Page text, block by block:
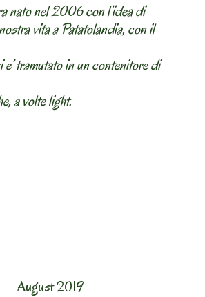
nato nel 2006 con l’idea di
vita a Patatolandia, con il
tramutato in un contenitore di
a volte light.
August 2019